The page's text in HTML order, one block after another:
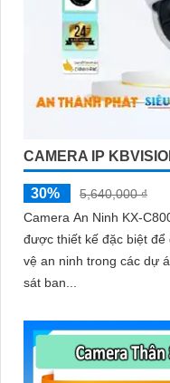
CAMERA IP
30%
5,640,000 ₫
Camera An Ninh KX-
được thiết kế đặc biệt
vệ an ninh trong các dự án dân dụng.
sát ban...